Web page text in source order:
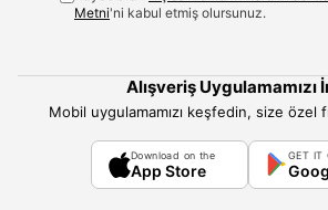
Metni'ni kabul etmiş olursunuz.
Alışveriş Uygulamamızı
Mobil uygulamamızı keşfedin, size özel
Download on the
App Store
GET IT